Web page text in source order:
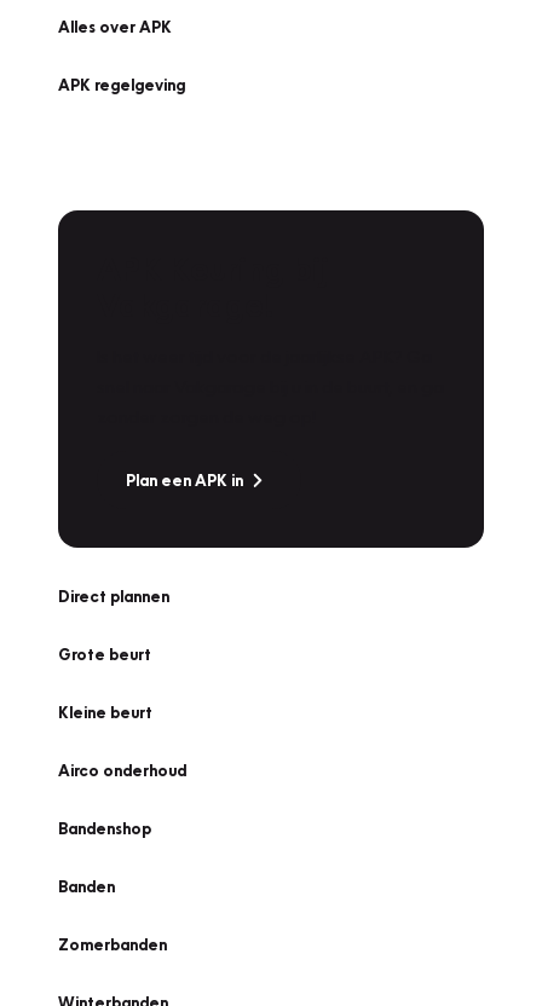
Alles over APK
APK regelgeving
Plan een APK in
Direct plannen
Grote beurt
Kleine beurt
Airco onderhoud
Bandenshop
Banden
Zomerbanden